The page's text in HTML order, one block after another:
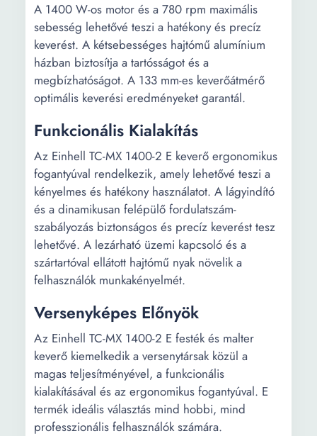
A 1400 W-os motor és a 780 rpm maximális
sebesség lehetővé teszi a hatékony és precíz
keverést. A kétsebességes hajtómű alumínium
házban biztosítja a tartósságot és a
megbízhatóságot. A 133 mm-es keverőátmérő
optimális keverési eredményeket garantál.
Funkcionális Kialakítás
Az Einhell TC-MX 1400-2 E keverő ergonomikus
fogantyúval rendelkezik, amely lehetővé teszi a
kényelmes és hatékony használatot. A lágyindító
és a dinamikusan felépülő fordulatszám-
szabályozás biztonságos és precíz keverést tesz
lehetővé. A lezárható üzemi kapcsoló és a
szártartóval ellátott hajtómű nyak növelik a
felhasználók munkakényelmét.
Versenyképes Előnyök
Az Einhell TC-MX 1400-2 E festék és malter
keverő kiemelkedik a versenytársak közül a
magas teljesítményével, a funkcionális
kialakításával és az ergonomikus fogantyúval. E
termék ideális választás mind hobbi, mind
professzionális felhasználók számára.